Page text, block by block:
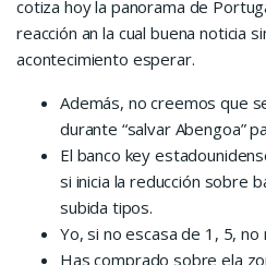
cotiza hoy la panorama de
reacción an la cual buena noticia
acontecimiento esperar.
Además, no creemos que
durante “salvar Abengoa”
El banco key
si inicia la reducción sobre
subida tipos.
Yo, si no escasa de 1, 5,
Has comprado sobre ela